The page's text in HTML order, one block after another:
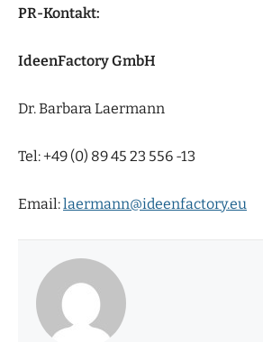
PR-Kontakt:
IdeenFactory GmbH
Dr. Barbara
Tel: +49 (0) 89 45 23 556
Email:laermann@ideenfactory.eu